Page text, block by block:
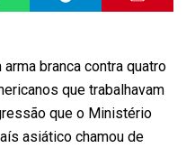
branca contra quatro
que trabalhavam
que o Ministério
asiático chamou de